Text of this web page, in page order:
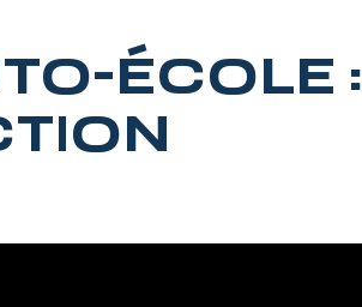
ÉCOLE :